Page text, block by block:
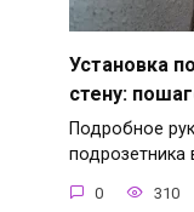
Установка
стену:
Подробное
подрозетника
0 310